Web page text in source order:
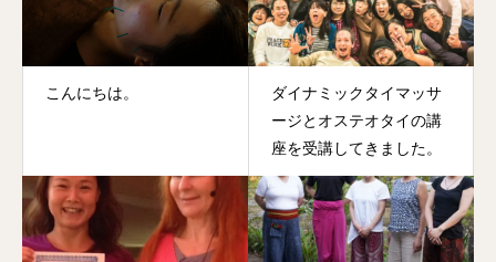
こんにちは。
ダイナミックタイマッサ
ージとオステオタイの講
座を受講してきました。